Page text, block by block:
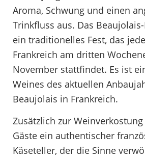
Aroma, Schwung und einen
Trinkfluss aus. Das
ein traditionelles Fest, das
Frankreich am dritten
November stattfindet. Es ist
Weines des aktuellen
Beaujolais in Frankreich.
Zusätzlich zur
Gäste ein authentischer
Käseteller, der die Sinne